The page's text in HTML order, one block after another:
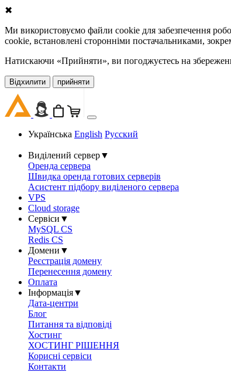
✖
Ми використовуємо файли cookie для забезпечення
cookie, встановлені сторонніми постачальниками,
Натискаючи «Прийняти», ви погоджуєтесь на
Відхилити прийняти
Українська English Русский
Виділений сервер▼
Оренда сервера
Швидка оренда готових серверів
Асистент підбору виділеного сервера
VPS
Cloud storage
Сервіси ▼
MySQL CS
Redis CS
Домени ▼
Реєстрація домену
Перенесення домену
Оплата
Інформація▼
Дата-центри
Блог
Питання та відповіді
Хостинг
ХОСТИНГ РІШЕННЯ
Корисні сервіси
Контакти